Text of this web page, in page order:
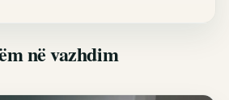
në vazhdim